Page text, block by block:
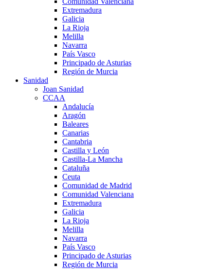
Extremadura
Galicia
La Rioja
Melilla
Navarra
País Vasco
Principado de Asturias
Región de Murcia
Sanidad
Joan Sanidad
CCAA
Andalucía
Aragón
Baleares
Canarias
Cantabria
Castilla y León
Castilla-La Mancha
Cataluña
Ceuta
Comunidad de Madrid
Comunidad Valenciana
Extremadura
Galicia
La Rioja
Melilla
Navarra
País Vasco
Principado de Asturias
Región de Murcia